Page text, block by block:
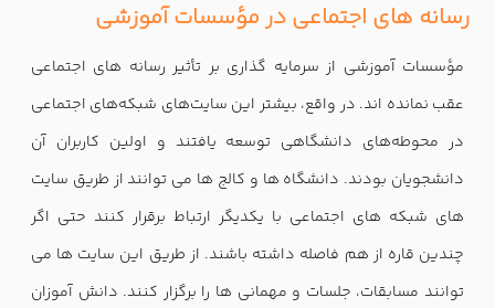
رسانه های اجتماعی در مؤسسات آموزشی
مؤسسات آموزشی از سرمایه گذاری بر تأثیر رسانه های اجتماعی
عقب نمانده اند. در واقع، بیشتر این سایت‌های شبکه‌های اجتماعی
در محوطه‌های دانشگاهی توسعه یافتند و اولین کاربران آن
دانشجویان بودند. دانشگاه ها و کالج ها می توانند از طریق سایت
های شبکه های اجتماعی با یکدیگر ارتباط برقرار کنند حتی اگر
چندین قاره از هم فاصله داشته باشند. از طریق این سایت ها می
توانند مسابقات، جلسات و مهمانی ها را برگزار کنند. دانش آموزان